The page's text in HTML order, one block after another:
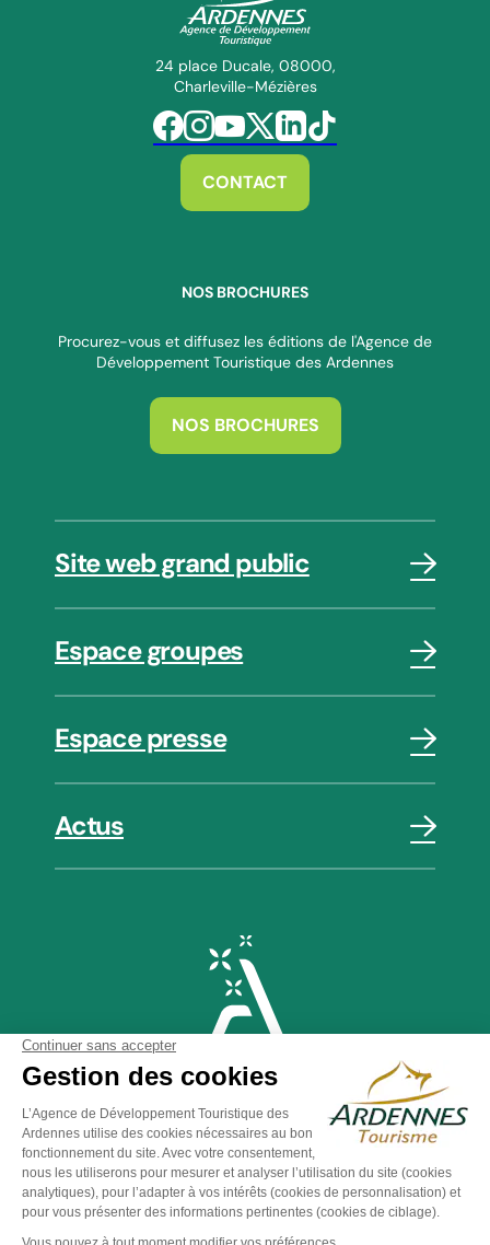
ADT des Ardennes Pro
24 place Ducale, 08000,
Charleville-Mézières
Suivez-nous sur Facebook
Suivez-nous sur Instagram
Suivez-nous sur Youtube
Suivez-nous sur Twitter
Suivez-nous sur Linkedin
Suivez-nous sur Tiktok
CONTACT
NOS BROCHURES
Procurez-vous et diffusez les éditions de l'Agence de
Développement Touristique des Ardennes
NOS BROCHURES
Site web grand public
Espace groupes
Espace presse
Actus
Plan du site - Politique de confidentialité Mentions légales -
Éditer mes cookies -
Made with byIRIS Interactive